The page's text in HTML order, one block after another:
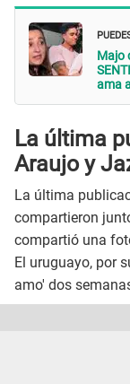
Majo
ama
La última
Araujo y
La última
compartieron
compartió una
El uruguayo, por
amo' dos